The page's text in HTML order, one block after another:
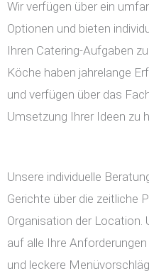
Wir verfügen über ein
Optionen und bieten
Ihren Catering-Aufgaben
Köche haben jahrelange
und verfügen über das
Umsetzung Ihrer Ideen zu
Unsere individuelle
Gerichte über die zeitliche
Organisation der Location.
auf alle Ihre
und leckere